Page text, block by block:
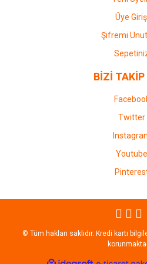
Üye
Şifremi
BİZİ TAKİP
Twitter
Youtube
© Tüm hakları saklıdır. Kredi kartı